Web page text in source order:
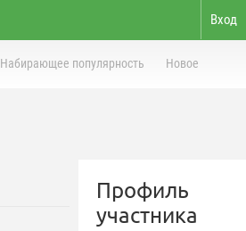
Вход
Набирающее популярность Новое
Профиль
участника